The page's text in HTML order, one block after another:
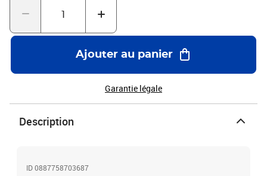
Ajouter au panier
Garantie légale
Description
ID 0887758703687